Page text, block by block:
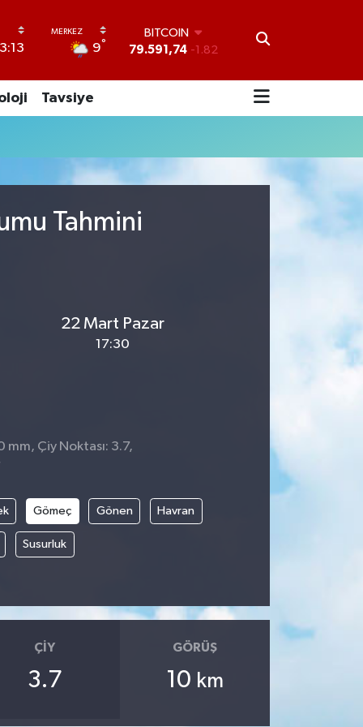
9°
BITCOIN
79.591,74 -1.82
45,43620 0.02
53,38690 0.19
6862,09000 0.19
14.598,00
Tavsiye
Tahmini
22 Mart Pazar
17:30
mm, Çiy Noktası: 3.7,
Gömeç Gönen Havran
Susurluk
ÇIY
3.7
GÖRÜŞ
10 km